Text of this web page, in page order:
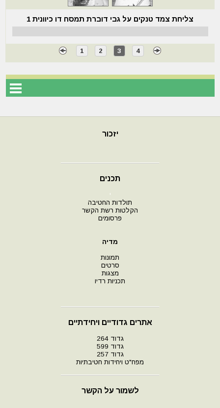
צליחת צמד טנקים על גבי דוברת תמסח דו כיוונית 1
1 2 3 4
יזכור
תכנים
י
תולדות החטיבה
הקלטות רשת הקשר
פרסומים
מדיה
תמונות
סרטים
מצגות
תכניות רדיו
אתרים גדודיים ויחידתיים
גדוד 264
גדוד 599
גדוד 257
מפח"ט ויחידות חטיבתיות
לשמור על הקשר